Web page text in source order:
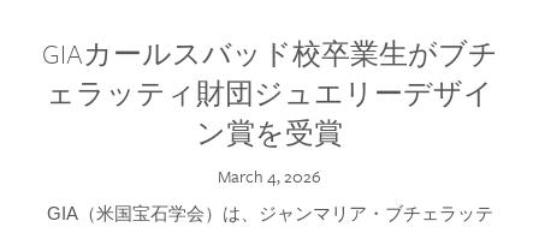
GIAカールスバッド校卒業生がブチ
ェラッティ財団ジュエリーデザイ
ン賞を受賞
March 4, 2026
GIA（米国宝石学会）は、ジャンマリア・ブチェラッテ